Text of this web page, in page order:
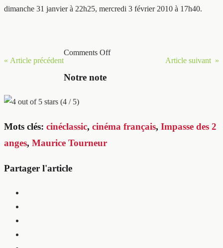
dimanche 31 janvier à 22h25, mercredi 3 février 2010 à 17h40.
« Article précédent Article suivant »
Comments Off
Notre note
(4 / 5)
Mots clés: cinéclassic, cinéma français, Impasse des 2
anges, Maurice Tourneur
Partager l'article